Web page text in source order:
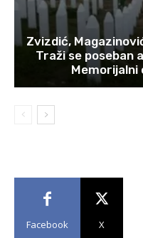
Zvizdić,
Traži se poseban
Facebook X